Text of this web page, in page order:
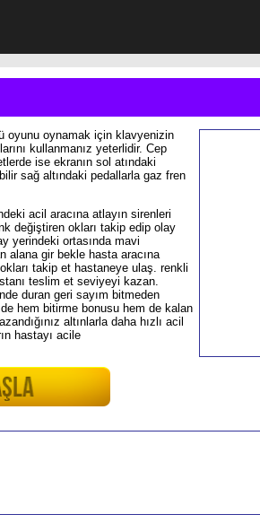
oyunu oynamak için klavyenizin
kullanmanız yeterlidir. Cep
ise ekranın sol atındaki
sağ altındaki pedallarla gaz fren
acil aracına atlayın sirenleri
değiştiren okları takip edip olay
yerindeki ortasında mavi
alana gir bekle hasta aracına
takip et hastaneye ulaş. renkli
teslim et seviyeyi kazan.
duran geri sayım bitmeden
hem bitirme bonusu hem de kalan
altınlarla daha hızlı acil
hastayı acile